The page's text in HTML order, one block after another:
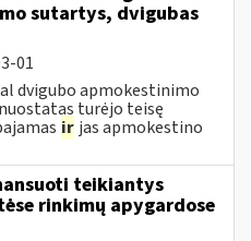
sutartys, dvigubas
01
dvigubo apmokestinimo
turėjo teisę
ir jas apmokestino
teikiantys
rinkimų apygardose